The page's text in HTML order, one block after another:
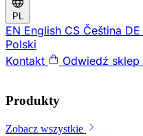
PL
EN English CS Čeština DE
Polski
Kontakt
Odwiedź sklep
Produkty
Zobacz wszystkie